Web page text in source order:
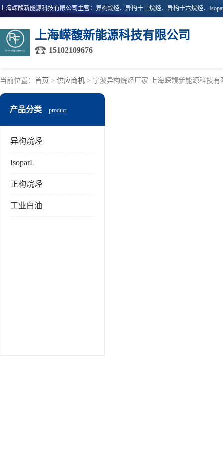
上海嵘馥新能源科技有限公司
15102109676
当前位置： 首页 > 供应商机 > 宁波异构烷烃厂家 上海嵘馥新能源科技有
产品分类 product
异构烷烃
IsoparL
正构烷烃
工业白油